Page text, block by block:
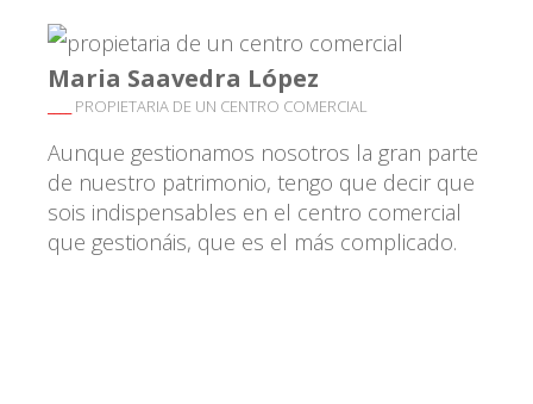
Maria Saavedra López
PROPIETARIA DE UN CENTRO COMERCIAL
Aunque gestionamos nosotros la gran parte
de nuestro patrimonio, tengo que decir que
sois indispensables en el centro comercial
que gestionáis, que es el más complicado.